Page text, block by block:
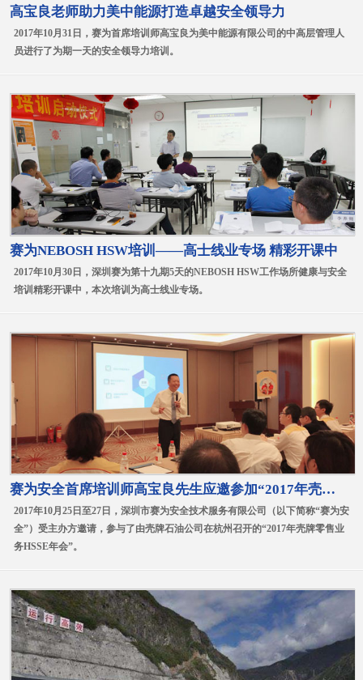
高宝良老师助力美中能源打造卓越安全领导力
2017年10月31日，赛为首席培训师高宝良为美中能源有限公司的中高层管理人
员进行了为期一天的安全领导力培训。
赛为NEBOSH HSW培训——高士线业专场 精彩开课中
2017年10月30日，深圳赛为第十九期5天的NEBOSH HSW工作场所健康与安全
培训精彩开课中，本次培训为高士线业专场。
赛为安全首席培训师高宝良先生应邀参加“2017年壳牌零售业务HSSE年会
2017年10月25日至27日，深圳市赛为安全技术服务有限公司（以下简称“赛为安
全”）受主办方邀请，参与了由壳牌石油公司在杭州召开的“2017年壳牌零售业
务HSSE年会”。